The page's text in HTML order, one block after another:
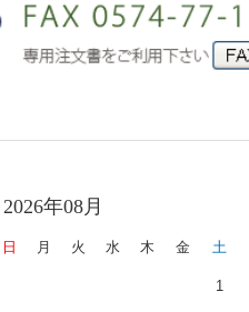
2026年08月
日 月 火 水 木 金 土
1